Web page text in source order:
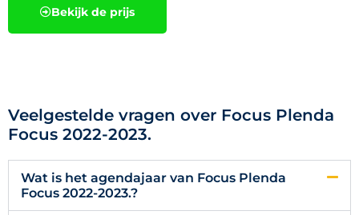
Bekijk de prijs
Veelgestelde vragen over Focus Plenda
Focus 2022-2023.
Wat is het agendajaar van Focus Plenda
Focus 2022-2023.?